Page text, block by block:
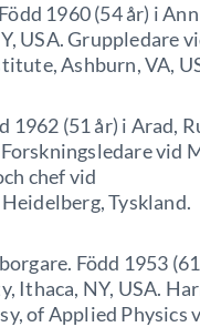
1960 (54 år) i
USA. Gruppledare
Ashburn, VA,
1962 (51 år) i Arad,
vid
chef vid
Tyskland.
Född 1953
Ithaca, NY, USA.
of Applied